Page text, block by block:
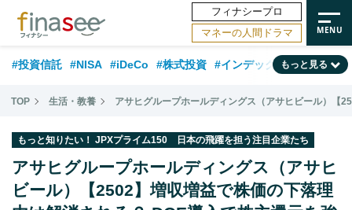
フィナシープロ
マネーの人間ドラマ
#投資信託 #NISA #iDeCo #株式投資 #インデックスファンド
#相談事例 #相続・贈与 #FP #新NISA #ランキング #トレンド
#資産運用業界 #海外事情
#フィナンシャル・ウェルビーイング #データ・調査 #国内株式型
もっと見る
TOP 生活・教養 アサヒグループホールディングス（アサヒビール）【
もっと知りたい！ JPXプライム150 日本の飛躍を担う注目企業たち
アサヒグループホールディングス（アサヒ
ビール）【2502】増収増益で株価の下落理